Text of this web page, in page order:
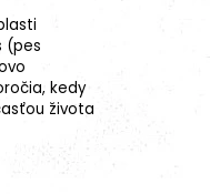
(pes
kedy
života